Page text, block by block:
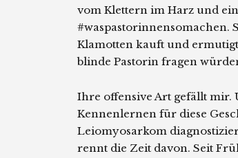
vom Klettern im Harz und
#waspastorinnensomachen.
Klamotten kauft und ermutigt
blinde Pastorin fragen
Ihre offensive Art gefällt mir.
Kennenlernen für diese
Leiomyosarkom
rennt die Zeit davon. Seit